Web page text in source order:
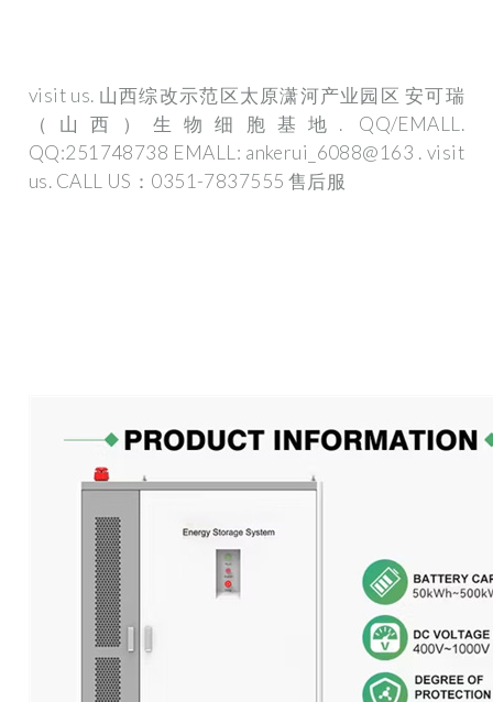
visit us. 山西综改示范区太原潇河产业园区 安可瑞
（山西）生物细胞基地. QQ/EMALL.
QQ:251748738 EMALL: ankerui_6088@163 . visit
us. CALL US：0351-7837555 售后服